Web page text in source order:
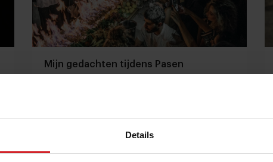
Details
Mijn gedachten tijdens Pasen